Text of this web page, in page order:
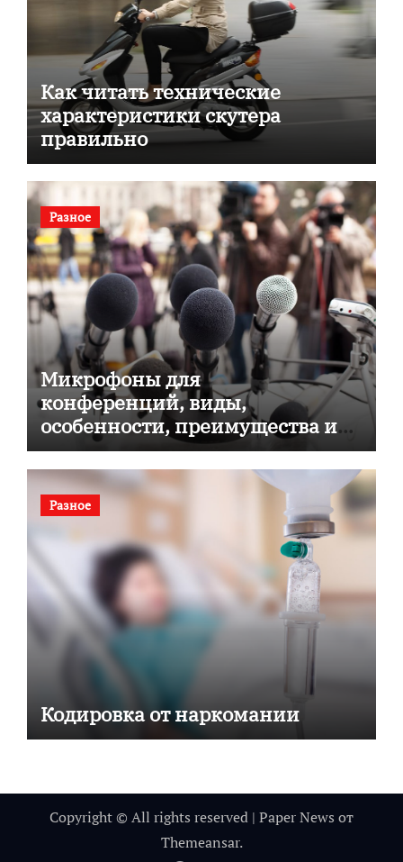
Как читать технические
характеристики скутера
правильно
Разное
Микрофоны для
конференций, виды,
особенности, преимущества и
советы по выбору
Разное
Кодировка от наркомании
Copyright © All rights reserved | Paper News от
Themeansar.